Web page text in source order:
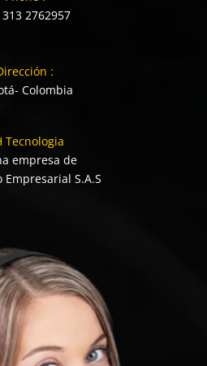
2762957
:
Colombia
Tecnologia
empresa de
Empresarial S.A.S